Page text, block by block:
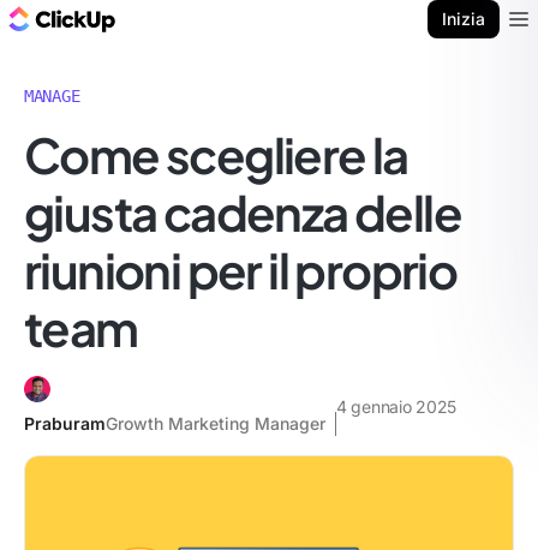
Inizia
MANAGE
Come scegliere la
giusta cadenza delle
riunioni per il proprio
team
PraburamGrowth Marketing Manager
4 gennaio 2025